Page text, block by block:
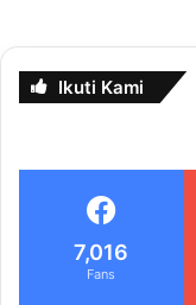
Ikuti Kami
7,016
Fans